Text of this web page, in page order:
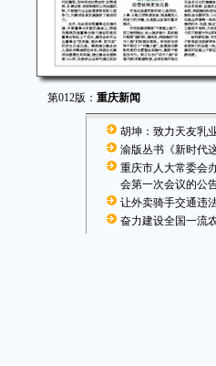
第012版： 重庆新闻
胡坤：致力天友乳
渝版丛书《新时代
重庆市人大常委会
会第一次会议的公
让外卖骑手交通违
奋力建设全国一流